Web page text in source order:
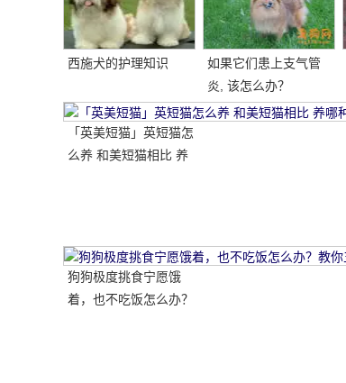
西施犬的护理知识
如果它们患上支气管
炎, 该怎么办？
「英美短猫」英短猫怎
么养 和美短猫相比 养
狗狗极度挑食宁愿饿
着，也不吃饭怎么办？